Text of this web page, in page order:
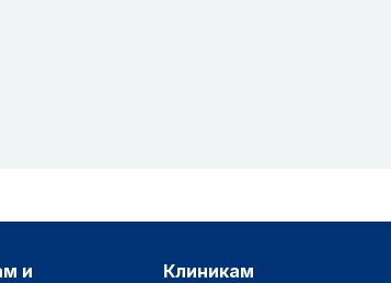
клиникам